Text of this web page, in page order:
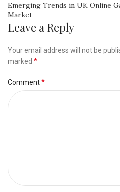
Emerging Trends in UK Online
Market
Leave a Reply
Your email address will not be
marked *
Comment*